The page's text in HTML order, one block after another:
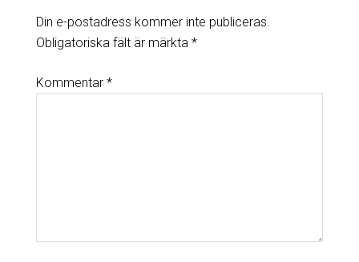
Din e-postadress kommer inte publiceras.
Obligatoriska fält är märkta *
Kommentar *